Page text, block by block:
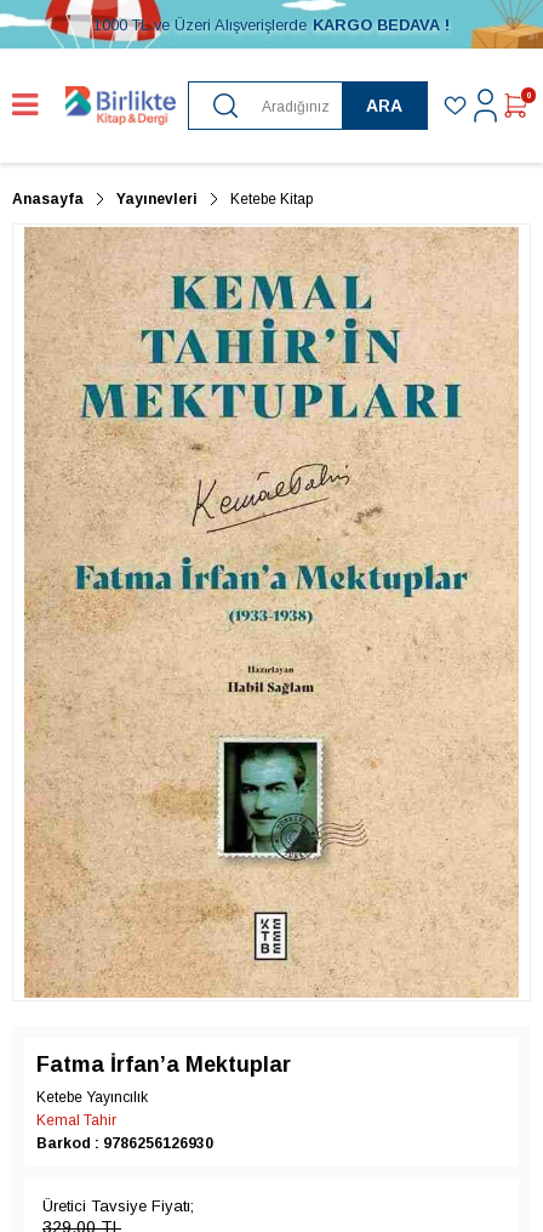
1000 TL ve Üzeri Alışverişlerde KARGO BEDAVA !
ARA
0
Anasayfa Yayınevleri Ketebe Kitap
Fatma İrfan’a Mektuplar
Ketebe Yayıncılık
Kemal Tahir
Barkod : 9786256126930
Üretici Tavsiye Fiyatı;
329,00TL